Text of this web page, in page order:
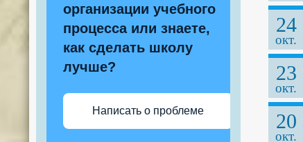
организации учебного
процесса или знаете,
как сделать школу
лучше?
Написать о проблеме
24
окт.
23
окт.
20
окт.